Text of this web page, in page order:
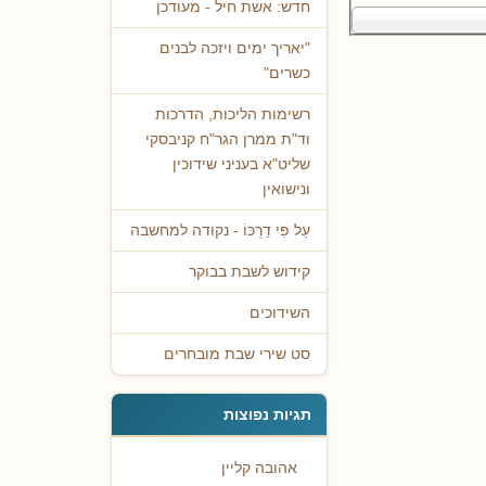
חדש: אשת חיל - מעודכן
"יאריך ימים ויזכה לבנים
כשרים"
רשימות הליכות, הדרכות
וד"ת ממרן הגר"ח קניבסקי
שליט"א בעניני שידוכין
ונישואין
עַל פִּי דַרְכּוֹ - נקודה למחשבה
קידוש לשבת בבוקר
השידוכים
סט שירי שבת מובחרים
תגיות נפוצות
אהובה קליין